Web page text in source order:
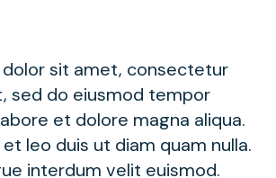
sit amet, consectetur
sed do eiusmod tempor
et dolore magna aliqua.
leo duis ut diam quam nulla.
interdum velit euismod.